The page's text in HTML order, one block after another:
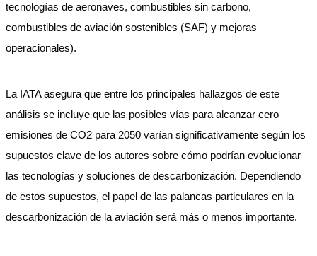
tecnologías de aeronaves, combustibles sin carbono,
combustibles de aviación sostenibles (SAF) y mejoras
operacionales).
La IATA asegura que entre los principales hallazgos de este
análisis se incluye que las posibles vías para alcanzar cero
emisiones de CO2 para 2050 varían significativamente según los
supuestos clave de los autores sobre cómo podrían evolucionar
las tecnologías y soluciones de descarbonización. Dependiendo
de estos supuestos, el papel de las palancas particulares en la
descarbonización de la aviación será más o menos importante.